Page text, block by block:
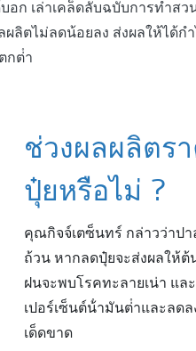
ก เล่าเคล็ดลับฉบับการทําส
ตไม่ลดน้อยลง ส่งผลให้ได้กํ
กต่ํา
ช่วงผลผลิตร
ปุ๋ยหรือไม่ ?
คุณกิจจ์เตซ็นทร์ กล่าวว่าป
ถ้วน หากลดปุ๋ยจะส่งผลให้
ฝนจะพบโรคทะลายเน่า แ
เปอร์เซ็นต์น้ํามันต่ําและลด
เด็ดขาด